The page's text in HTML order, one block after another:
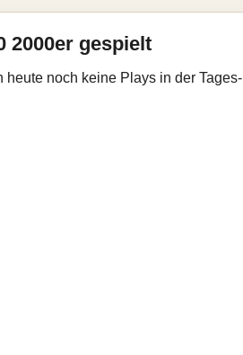
2000er gespielt
heute noch keine Plays in der Tages-